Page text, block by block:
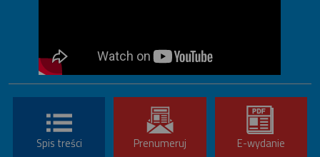
Spis treści Prenumeruj E-wydanie